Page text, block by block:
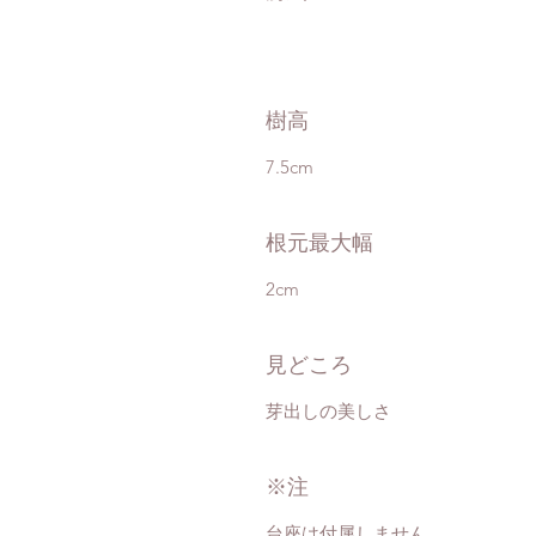
樹高
7.5cm
根元最大幅
2cm
見どころ
芽出しの美しさ
※注